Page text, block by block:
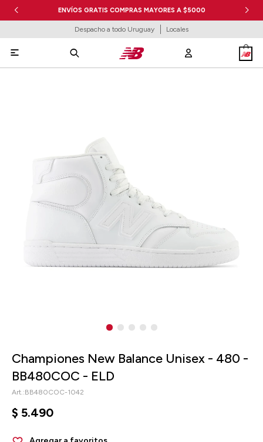
ENVÍOS GRATIS COMPRAS MAYORES A $5000
Despacho a todo Uruguay Locales

Championes New Balance Unisex - 480 -
BB480COC - ELD
BB480COC-1042
$ 5.490